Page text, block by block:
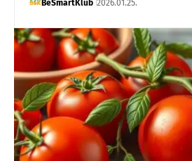
BeSmartKlub 2026.01.25.